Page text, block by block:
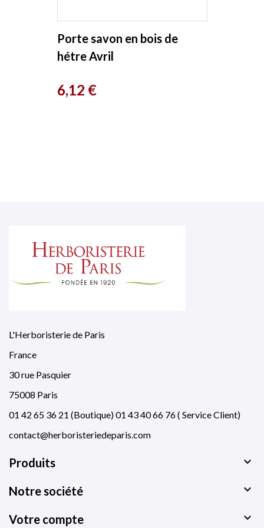
Porte savon en bois de
hétre Avril
Prix
6,12 €
L'Herboristerie de Paris
France
30 rue Pasquier
75008 Paris
01 42 65 36 21 (Boutique) 01 43 40 66 76 ( Service Client)
contact@herboristeriedeparis.com
Produits 
Notre société 
Votre compte 